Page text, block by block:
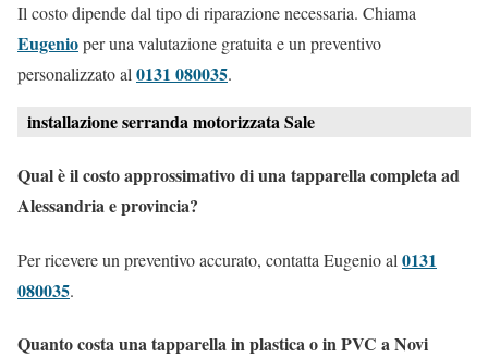
Il costo dipende dal tipo di riparazione necessaria. Chiama
Eugenioper una valutazione gratuita e un preventivo
personalizzato al 0131 080035.
installazione serranda motorizzata Sale
Qual è il costo approssimativo di una tapparella completa ad
Alessandria e provincia?
Per ricevere un preventivo accurato, contatta Eugenio al 0131
080035.
Quanto costa una tapparella in plastica o in PVC a Novi